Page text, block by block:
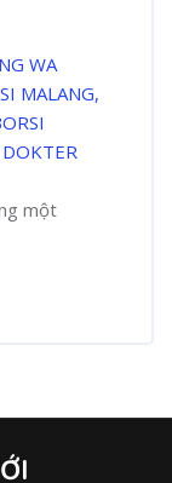
WA
MALANG,
một